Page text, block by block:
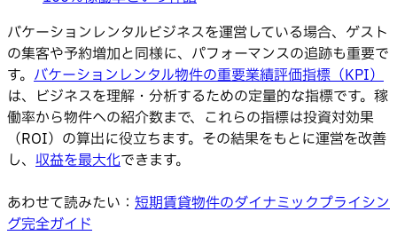
バケーションレンタルビジネスを運営している場合、ゲスト
の集客や予約増加と同様に、パフォーマンスの追跡も重要で
す。 バケーションレンタル物件の重要業績評価指標（KPI）
は、ビジネスを理解・分析するための定量的な指標です。稼
働率から物件への紹介数まで、これらの指標は投資対効果
（ROI）の算出に役立ちます。その結果をもとに運営を改善
し、 収益を最大化できます。
あわせて読みたい： 短期賃貸物件のダイナミックプライシン
グ完全ガイド